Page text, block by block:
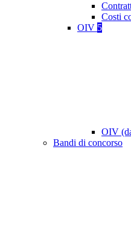
Costi
OIV 5
OIV
Bandi di concorso